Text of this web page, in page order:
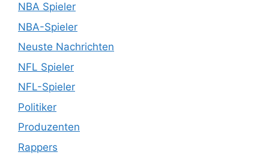
NBA Spieler
NBA-Spieler
Neuste Nachrichten
NFL Spieler
NFL-Spieler
Politiker
Produzenten
Rappers